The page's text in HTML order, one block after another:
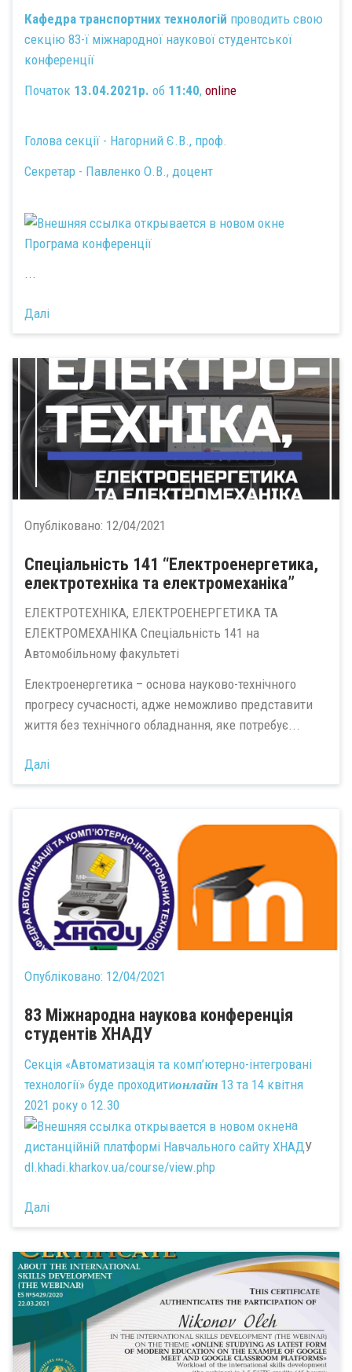
Кафедра транспортних технологій проводить свою
секцію 83-ї міжнародної наукової студентської
конференції
Початок 13.04.2021р. об 11:40, online
Голова секції - Нагорний Є.В., проф.
Секретар - Павленко О.В., доцент
Програма конференції
...
Далі
Опубліковано: 12/04/2021
Спеціальність 141 “Електроенергетика,
електротехніка та електромеханіка”
ЕЛЕКТРОТЕХНІКА, ЕЛЕКТРОЕНЕРГЕТИКА ТА
ЕЛЕКТРОМЕХАНІКА Спеціальність 141 на
Автомобільному факультеті
Електроенергетика – основа науково-технічного
прогресу сучасності, адже неможливо представити
життя без технічного обладнання, яке потребує...
Далі
Опубліковано: 12/04/2021
83 Міжнародна наукова конференція
студентів ХНАДУ
Секція «Автоматизація та комп’ютерно-інтегровані
технології» буде проходитионлайн 13 та 14 квітня
2021 року о 12.30
на
дистанційній платформі Навчального сайту ХНАДУ
dl.khadi.kharkov.ua/course/view.php
Далі